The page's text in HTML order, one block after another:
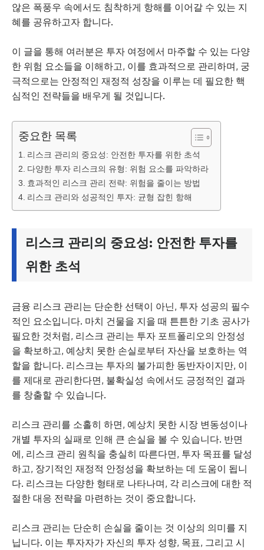
않은 폭풍우 속에서도 침착하게 항해를 이어갈 수 있는 지
혜를 공유하고자 합니다.
이 글을 통해 여러분은 투자 여정에서 마주할 수 있는 다양
한 위험 요소들을 이해하고, 이를 효과적으로 관리하며, 궁
극적으로는 안정적인 재정적 성장을 이루는 데 필요한 핵
심적인 전략들을 배우게 될 것입니다.
중요한 목록
리스크 관리의 중요성: 안전한 투자를 위한 초석
다양한 투자 리스크의 유형: 위험 요소를 파악하라
효과적인 리스크 관리 전략: 위험을 줄이는 방법
리스크 관리와 성공적인 투자: 균형 잡힌 항해
리스크 관리의 중요성: 안전한 투자를
위한 초석
금융 리스크 관리는 단순한 선택이 아닌, 투자 성공의 필수
적인 요소입니다. 마치 건물을 지을 때 튼튼한 기초 공사가
필요한 것처럼, 리스크 관리는 투자 포트폴리오의 안정성
을 확보하고, 예상치 못한 손실로부터 자산을 보호하는 역
할을 합니다. 리스크는 투자의 불가피한 동반자이지만, 이
를 제대로 관리한다면, 불확실성 속에서도 긍정적인 결과
를 창출할 수 있습니다.
리스크 관리를 소홀히 하면, 예상치 못한 시장 변동성이나
개별 투자의 실패로 인해 큰 손실을 볼 수 있습니다. 반면
에, 리스크 관리 원칙을 충실히 따른다면, 투자 목표를 달성
하고, 장기적인 재정적 안정성을 확보하는 데 도움이 됩니
다. 리스크는 다양한 형태로 나타나며, 각 리스크에 대한 적
절한 대응 전략을 마련하는 것이 중요합니다.
리스크 관리는 단순히 손실을 줄이는 것 이상의 의미를 지
닙니다. 이는 투자자가 자신의 투자 성향, 목표, 그리고 시